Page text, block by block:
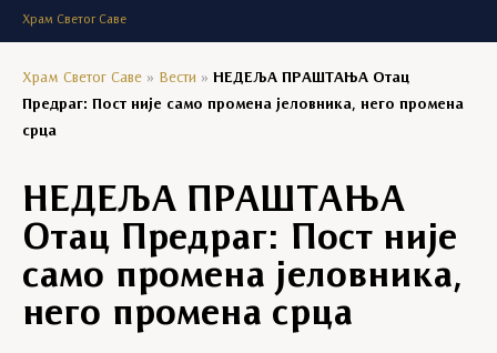
Храм Светог Саве
Храм Светог Саве » Вести » НЕДЕЉА ПРАШТАЊА Отац
Предраг: Пост није само промена јеловника, него промена
срца
НЕДЕЉА ПРАШТАЊА
Отац Предраг: Пост није
само промена јеловника,
него промена срца